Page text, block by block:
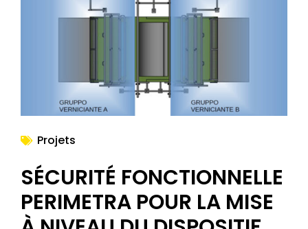
NOUVELLES
Projets
SÉCURITÉ FONCTIONNELLE
PERIMETRA POUR LA MISE